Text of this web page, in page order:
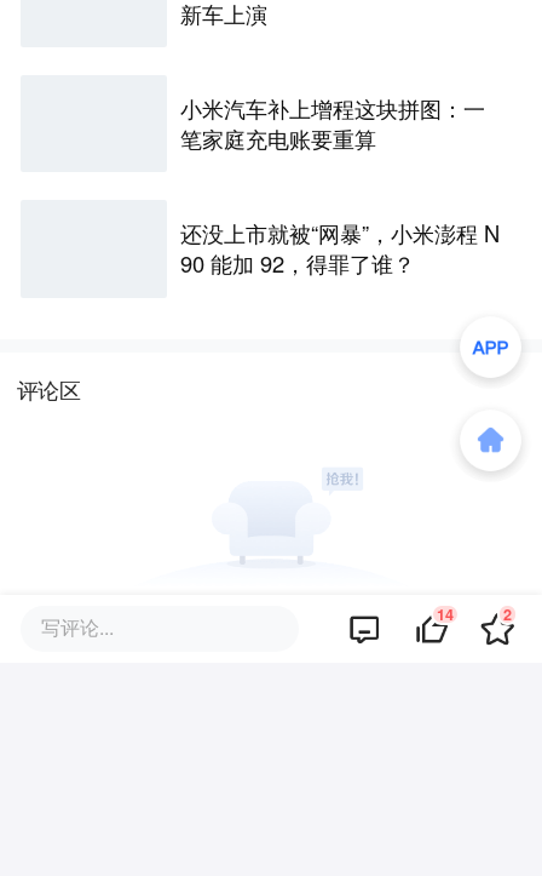
新车上演
小米汽车补上增程这块拼图：一
笔家庭充电账要重算
还没上市就被“网暴”，小米澎程 N
90 能加 92，得罪了谁？
评论区
写评论... 14 2